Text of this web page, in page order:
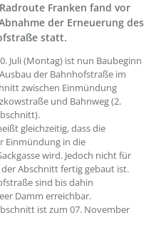
Franken fand vor
der Erneuerung des
statt.
Juli (Montag) ist nun Baubeginn
der Bahnhofstraße im
zwischen Einmündung
und Bahnweg (2.
gleichzeitig, dass die
Einmündung in die
wird. Jedoch nicht für
Abschnitt fertig gebaut ist.
sind bis dahin
Damm erreichbar.
ist zum 07. November